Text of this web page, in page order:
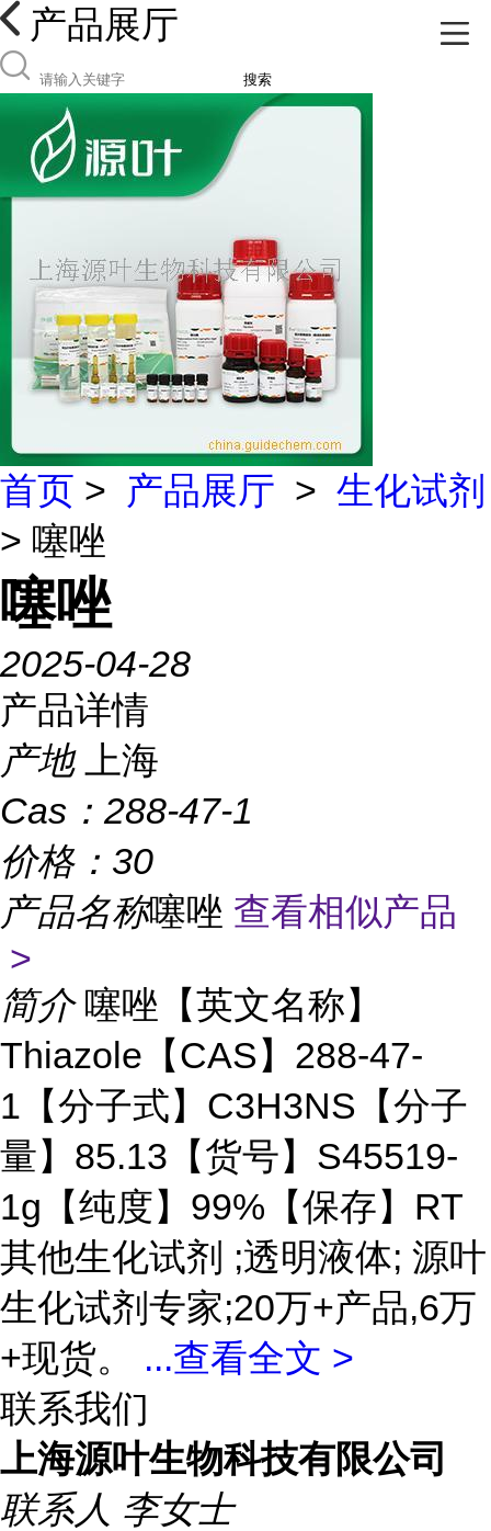
产品展厅
搜索
首页 > 产品展厅 > 生化试剂
> 噻唑
噻唑
2025-04-28
产品详情
产地
上海
Cas： 288-47-1
价格： 30
产品名称噻唑 查看相似产品
>
简介 噻唑【英文名称】
Thiazole【CAS】288-47-
1【分子式】C3H3NS【分子
量】85.13【货号】S45519-
1g【纯度】99%【保存】RT
其他生化试剂 ;透明液体; 源叶
生化试剂专家;20万+产品,6万
+现货。 ...查看全文 >
联系我们
上海源叶生物科技有限公司
联系人 李女士